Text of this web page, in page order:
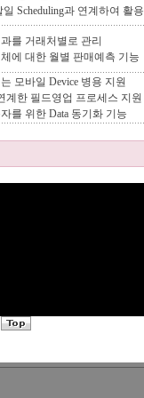
Scheduling과 연계하여 활용
를 거래처별로 관리
에 대한 월별 판매예측 기능
모바일 Device 병용 지원
계한 필드영업 프로세스 지원
를 위한 Data 동기화 기능